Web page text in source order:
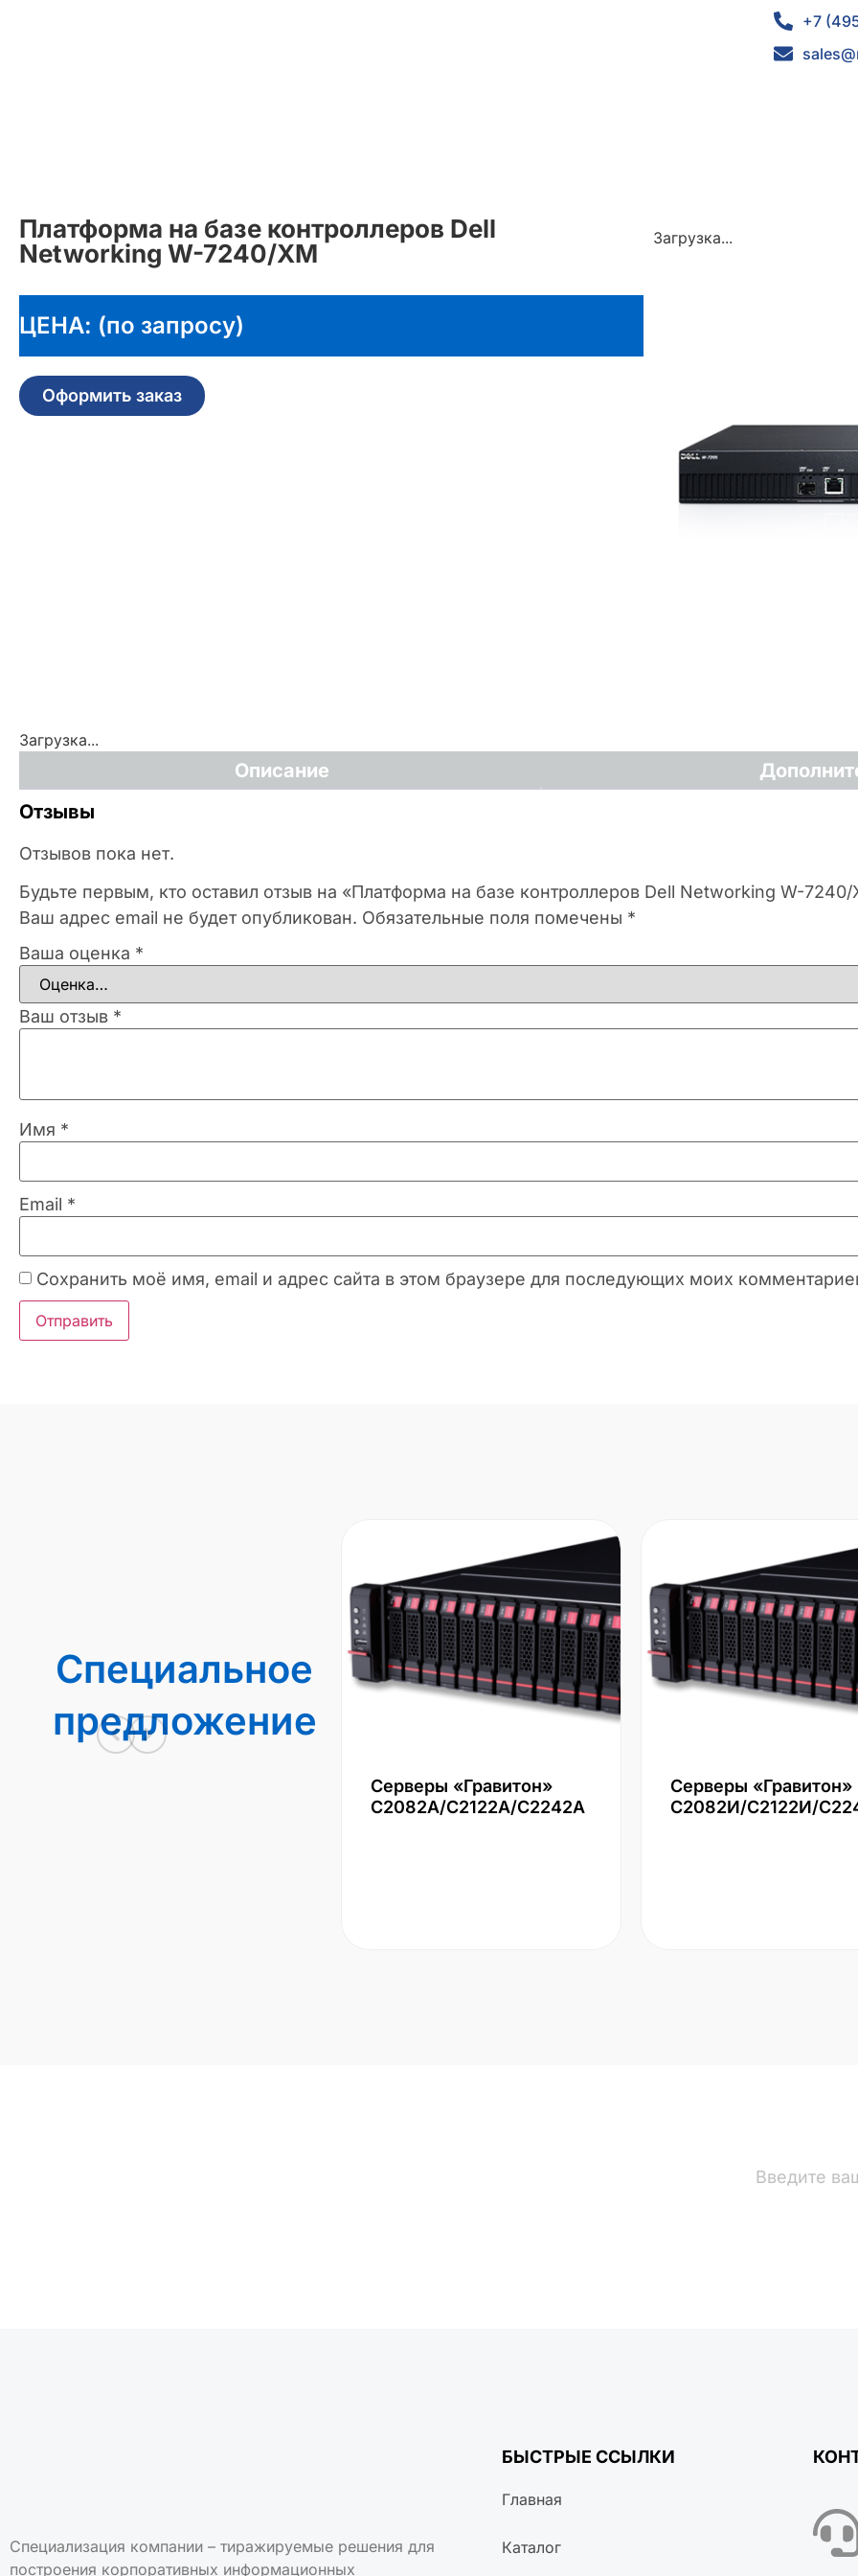
+7
Платформа на базе контроллеров Dell
Networking W-7240/XM
ЦЕНА: (по запросу)
Оформить заказ
Загрузка...
Загрузка...
Описание
Отзывы
Отзывов пока нет.
Будьте первым, кто оставил отзыв на «Платформа на базе контроллеров Dell Networking W-7240/
Ваш адрес email не будет опубликован. Обязательные поля помечены *
Ваша оценка *
Ваш отзыв *
Имя *
Email *
Сохранить моё имя, email и адрес сайта в этом браузере для последующих моих
Специальное
предложение
Серверы «Гравитон»
С2082А/С2122А/С2242А
Серверы «Гравитон»
С2082И/С2122И/
Специализация компании – тиражируемые решения для
построения корпоративных информационных
БЫСТРЫЕ ССЫЛКИ
Главная
Каталог